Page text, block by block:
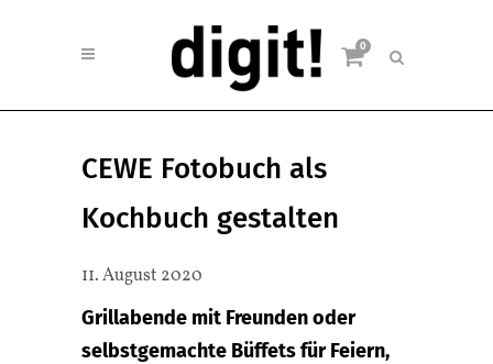
0
CEWE Fotobuch als
Kochbuch gestalten
11. August 2020
Grillabende mit Freunden oder
selbstgemachte Büffets für Feiern,